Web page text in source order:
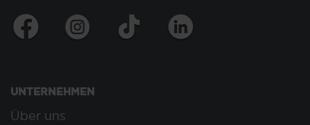
UNTERNEHMEN
Über uns